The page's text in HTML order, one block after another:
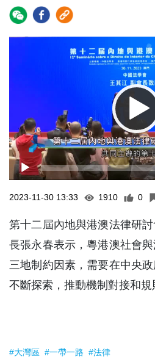
2023-11-30 13:33 1910 0
第十二屆內地與港澳法律研
長張永春表示，粵港澳社會
三地制約因素，需要在中央
不斷探索，推動機制對接和規
#大灣區 #一帶一路 #法律